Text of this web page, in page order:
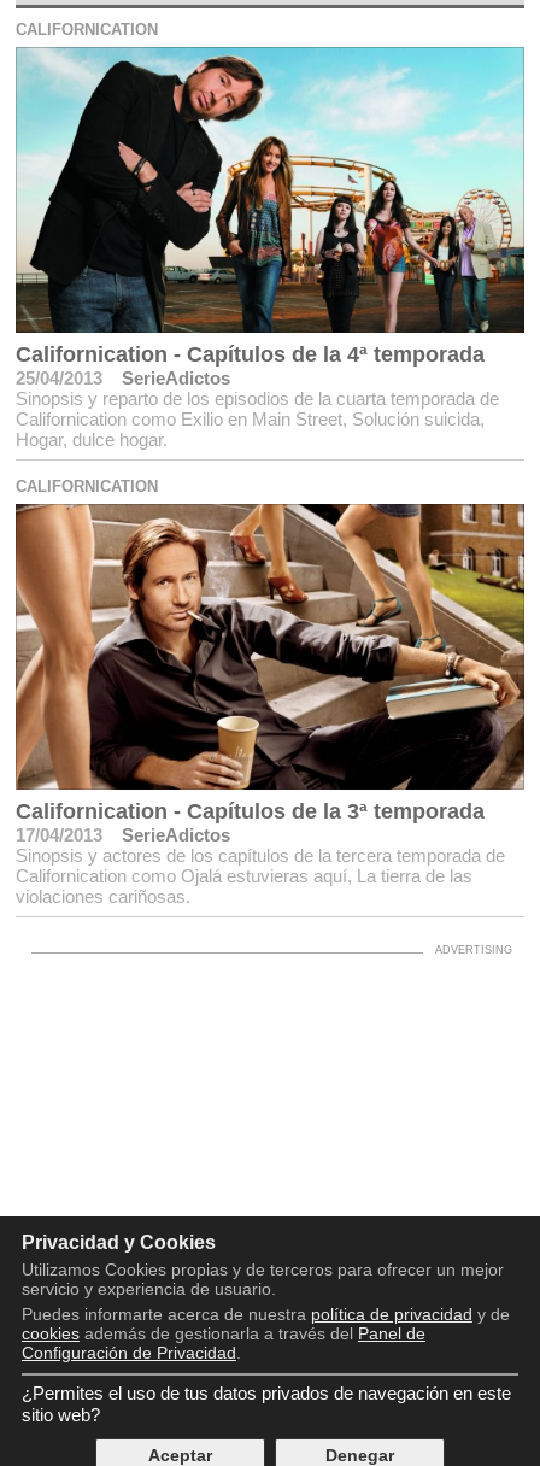
CALIFORNICATION
Californication - Capítulos de la 4ª temporada
25/04/2013
SerieAdictos
Sinopsis y reparto de los episodios de la cuarta temporada de
Californication como Exilio en Main Street, Solución suicida,
Hogar, dulce hogar.
CALIFORNICATION
Californication - Capítulos de la 3ª temporada
17/04/2013
SerieAdictos
Sinopsis y actores de los capítulos de la tercera temporada de
Californication como Ojalá estuvieras aquí, La tierra de las
violaciones cariñosas.
Copyright © 2016 - 2026
Aviso legal
Política de cookies
Privacidad y Cookies
Utilizamos Cookies propias y de terceros para ofrecer un mejor
servicio y experiencia de usuario.
Puedes informarte acerca de nuestra política de privacidad y de
cookiesademás de gestionarla a través del Panel de
Configuración de Privacidad
¿Permites el uso de tus datos privados de navegación en este
sitio web?
Aceptar Denegar